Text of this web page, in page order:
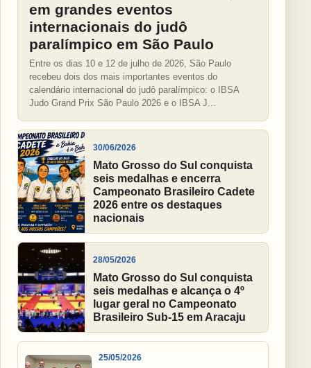
em grandes eventos
internacionais do judô
paralímpico em São Paulo
Entre os dias 10 e 12 de julho de 2026, São Paulo
recebeu dois dos mais importantes eventos do
calendário internacional do judô paralímpico: o IBSA
Judo Grand Prix São Paulo 2026 e o IBSA J...
30/06/2026
Mato Grosso do Sul conquista
seis medalhas e encerra
Campeonato Brasileiro Cadete
2026 entre os destaques
nacionais
28/05/2026
Mato Grosso do Sul conquista
seis medalhas e alcança o 4º
lugar geral no Campeonato
Brasileiro Sub-15 em Aracaju
25/05/2026